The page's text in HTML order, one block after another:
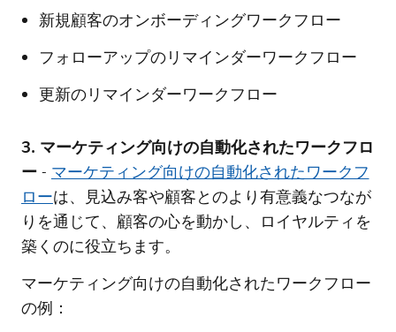
新規顧客のオンボーディングワークフロー
フォローアップのリマインダーワークフロー
更新のリマインダーワークフロー
3. マーケティング向けの自動化されたワークフロ
ー- マーケティング向けの自動化されたワークフ
ローは、見込み客や顧客とのより有意義なつなが
りを通じて、顧客の心を動かし、ロイヤルティを
築くのに役立ちます。
マーケティング向けの自動化されたワークフロー
の例：